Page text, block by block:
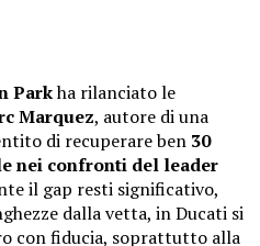
Parkha rilanciato le
Marquez, autore di una
di recuperare ben 30
nei confronti del leader
il gap resti significativo,
dalla vetta, in Ducati si
con fiducia, soprattutto alla